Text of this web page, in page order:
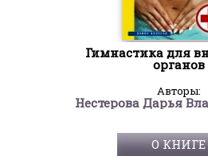
Гимнастика для
органов
Авторы:
Нестерова Дарья
О КНИГЕ